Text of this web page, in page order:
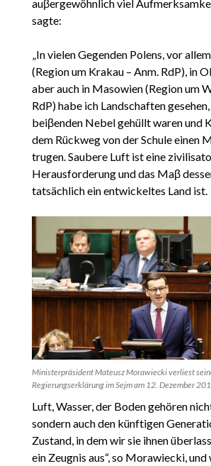
auβergewöhnlich viel
sagte:
„In vielen Gegenden Polens, vor
(Region um Krakau – Anm. RdP), in
aber auch in Masowien (Region um
RdP) habe ich Landschaften
beiβenden Nebel gehüllt waren und
dem Rückweg von der Schule einen
trugen. Saubere Luft ist eine
Herausforderung und das Maβ
tatsächlich ein entwickeltes Land ist.
Ministerpräsident Mateusz Morawiecki verliest
Regierungserklärung im Sejm am 12. Dezember
Luft, Wasser, der Boden gehören
sondern auch den künftigen
Zustand, in dem wir sie ihnen
ein Zeugnis aus“, so Morawiecki,